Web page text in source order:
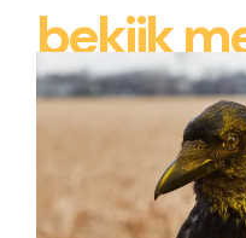
bekijk